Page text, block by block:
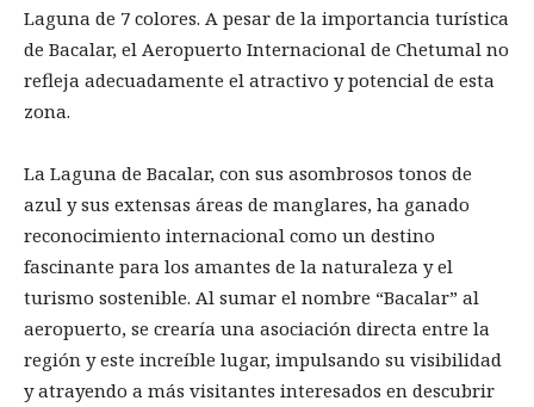
Laguna de 7 colores. A pesar de la importancia turística
de Bacalar, el Aeropuerto Internacional de Chetumal no
refleja adecuadamente el atractivo y potencial de esta
zona.
La Laguna de Bacalar, con sus asombrosos tonos de
azul y sus extensas áreas de manglares, ha ganado
reconocimiento internacional como un destino
fascinante para los amantes de la naturaleza y el
turismo sostenible. Al sumar el nombre “Bacalar” al
aeropuerto, se crearía una asociación directa entre la
región y este increíble lugar, impulsando su visibilidad
y atrayendo a más visitantes interesados en descubrir